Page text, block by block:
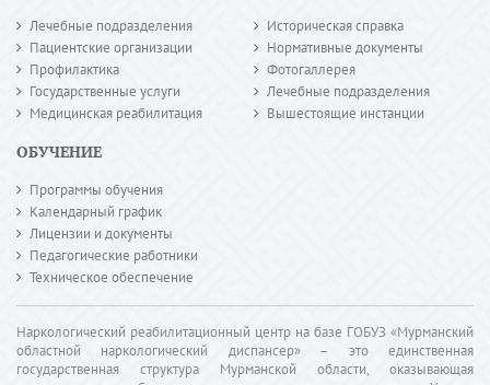
Лечебные подразделения
Пациентские организации
Профилактика
Государственные услуги
Медицинская реабилитация
Историческая справка
Нормативные документы
Фотогаллерея
Лечебные подразделения
Вышестоящие инстанции
ОБУЧЕНИЕ
Программы обучения
Календарный график
Лицензии и документы
Педагогические работники
Техническое обеспечение
Наркологический реабилитационный центр на базе ГОБУЗ «Мурманский
областной наркологический диспансер» – это единственная
государственная структура Мурманской области, оказывающая